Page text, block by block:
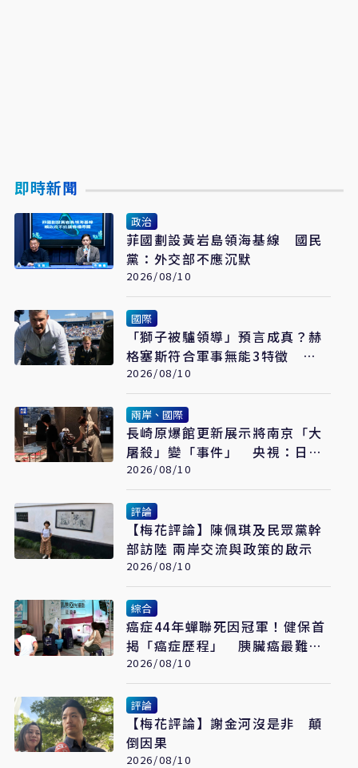
即時新聞
政治
菲國劃設黃岩島領海基線 國民
黨：外交部不應沉默
2026/08/10
國際
「獅子被驢領導」預言成真？赫
格塞斯符合軍事無能3特徵
《軍事無能心理學》半世紀後受
矚目
2026/08/10
兩岸、國際
長崎原爆館更新展示將南京「大
屠殺」變「事件」 央視：日本
又在偷改歷史
2026/08/10
評論
【梅花評論】陳佩琪及民眾黨幹
部訪陸 兩岸交流與政策的啟示
2026/08/10
綜合
癌症44年蟬聯死因冠軍！健保首
揭「癌症歷程」 胰臟癌最難
治、肺癌驚見院際差41.8個百分
點
2026/08/10
評論
【梅花評論】謝金河沒是非 顛
倒因果
2026/08/10